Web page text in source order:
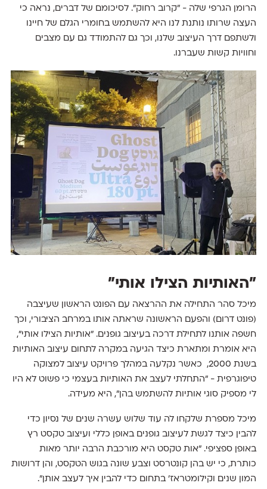
הרומן הגרפי שלה - ״קרוב רחוק״. לסיכומם של דברים, נראה כי
העצה שרותו נותנת לנו היא להשתמש בחומרי הגלם של חיינו
ולשתפם דרך העיצוב שלנו, וכך גם להתמודד גם עם מצבים
וחוויות קשות שעברנו.
״האותיות הצילו אותי״
מיכל סהר התחילה את ההרצאה עם הפונט הראשון שעיצבה
(פונט דרום) והפעם הראשונה שראתה אותו במרחב הציבורי, וכך
חשפה אותנו לתחילת דרכה בעיצוב גופנים. ״אותיות הצילו אותי״,
היא אומרת ומתארת כיצד הגיעה במקרה לתחום עיצוב האותיות
בשנת 2000, כאשר נקלעה במהלך פרויקט עיצוב למצוקה
טיפוגרפית - ״התחלתי לעצב את האותיות בעצמי כי פשוט לא היו
לי מספיק סוגי אותיות להשתמש בהן״, היא מעידה.
מיכל מספרת שלקחו לה עוד שלוש עשרה שנים של נסיון כדי
להבין כיצד לגשת לעיצוב גופנים באופן כללי ועיצוב טקסט רץ
באופן ספציפי. ״אות טקסט היא מורכבת הרבה יותר מאות
כותרת, כי יש בהן קונטרסט וצבע שונה בגוש הטקסט, והן דרושות
המון שנים וקילומטראז׳ בתחום כדי להבין איך לעצב אותן״.